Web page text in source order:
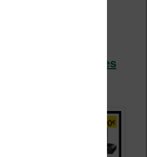
concernant les
(cliquez ici)